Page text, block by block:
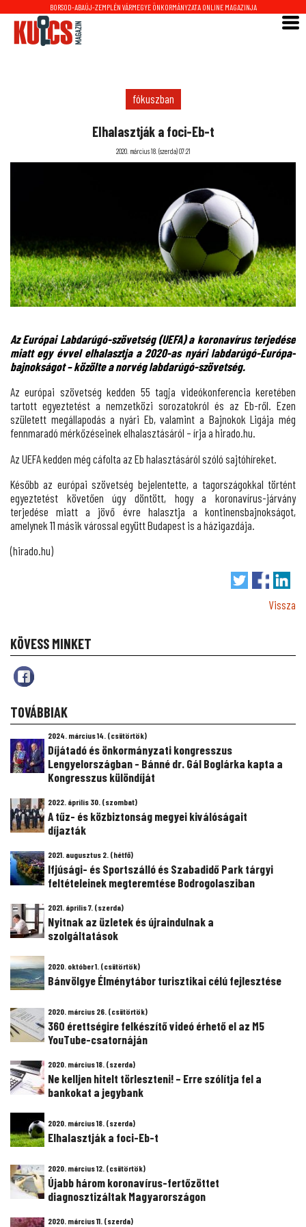
BORSOD-ABAÚJ-ZEMPLÉN VÁRMEGYE ÖNKORMÁNYZATA ONLINE MAGAZINJA
fókuszban
Elhalasztják a foci-Eb-t
2020. március 18. (szerda) 07:21
Az Európai Labdarúgó-szövetség (UEFA) a koronavírus terjedése
miatt egy évvel elhalasztja a 2020-as nyári labdarúgó-Európa-
bajnokságot – közölte a norvég labdarúgó-szövetség.
Az európai szövetség kedden 55 tagja videókonferencia keretében
tartott egyeztetést a nemzetközi sorozatokról és az Eb-ről. Ezen
született megállapodás a nyári Eb, valamint a Bajnokok Ligája még
fennmaradó mérkőzéseinek elhalasztásáról – írja a hirado.hu.
Az UEFA kedden még cáfolta az Eb halasztásáról szóló sajtóhíreket.
Később az európai szövetség bejelentette, a tagországokkal történt
egyeztetést követően úgy döntött, hogy a koronavírus-járvány
terjedése miatt a jövő évre halasztja a kontinensbajnokságot,
amelynek 11 másik várossal együtt Budapest is a házigazdája.
(hirado.hu)
Vissza
KÖVESS MINKET
TOVÁBBIAK
2024. március 14. (csütörtök)
Díjátadó és önkormányzati kongresszus
Lengyelországban - Bánné dr. Gál Boglárka kapta a
Kongresszus különdíját
2022. április 30. (szombat)
A tűz- és közbiztonság megyei kiválóságait
díjazták
2021. augusztus 2. (hétfő)
Ifjúsági- és Sportszálló és Szabadidő Park tárgyi
feltételeinek megteremtése Bodrogolasziban
2021. április 7. (szerda)
Nyitnak az üzletek és újraindulnak a
szolgáltatások
2020. október 1. (csütörtök)
Bánvölgye Élménytábor turisztikai célú fejlesztése
2020. március 26. (csütörtök)
360 érettségire felkészítő videó érhető el az M5
YouTube-csatornáján
2020. március 18. (szerda)
Ne kelljen hitelt törleszteni! – Erre szólítja fel a
bankokat a jegybank
2020. március 18. (szerda)
Elhalasztják a foci-Eb-t
2020. március 12. (csütörtök)
Újabb három koronavírus-fertőzöttet
diagnosztizáltak Magyarországon
2020. március 11. (szerda)